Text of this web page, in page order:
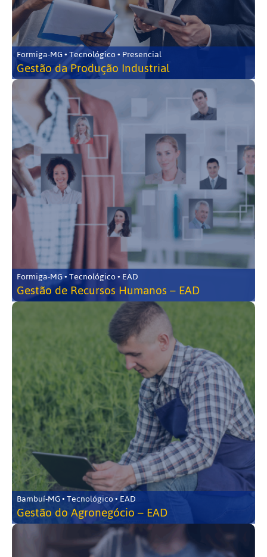
Formiga-MG • Tecnológico • Presencial
Gestão da Produção Industrial
Formiga-MG • Tecnológico • EAD
Gestão de Recursos Humanos – EAD
Bambuí-MG • Tecnológico • EAD
Gestão do Agronegócio – EAD